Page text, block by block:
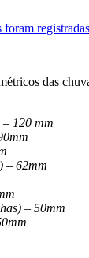
das
120 mm
– 62mm
– 50mm